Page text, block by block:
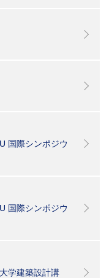
国際シンポジウ
国際シンポジウ
学建築設計講